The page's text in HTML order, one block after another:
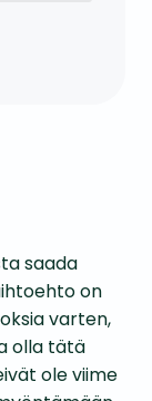
saada
on
varten,
olla tätä
ole viime